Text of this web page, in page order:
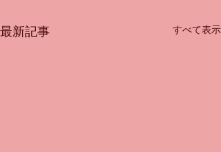
最新記事 すべて表示